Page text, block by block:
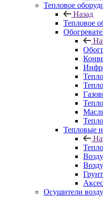
Тепловое
Назад
Тепловое
Тепловые
Осушители